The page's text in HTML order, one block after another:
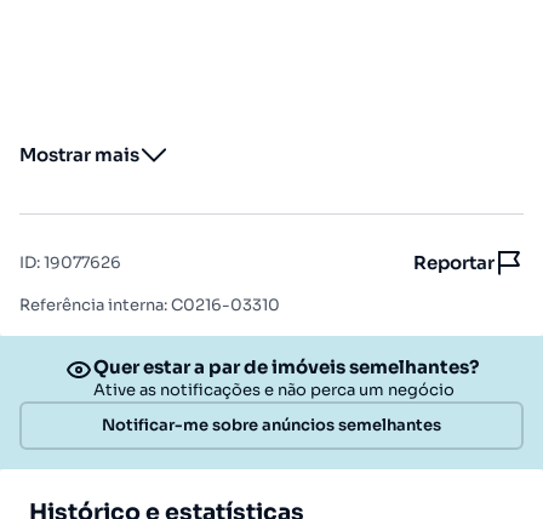
Mostrar mais
ID:19077626 Reportar
Referência interna: C0216-03310
Quer estar a par de imóveis semelhantes?
Ative as notificações e não perca um negócio
Notificar-me sobre anúncios semelhantes
Histórico e estatísticas